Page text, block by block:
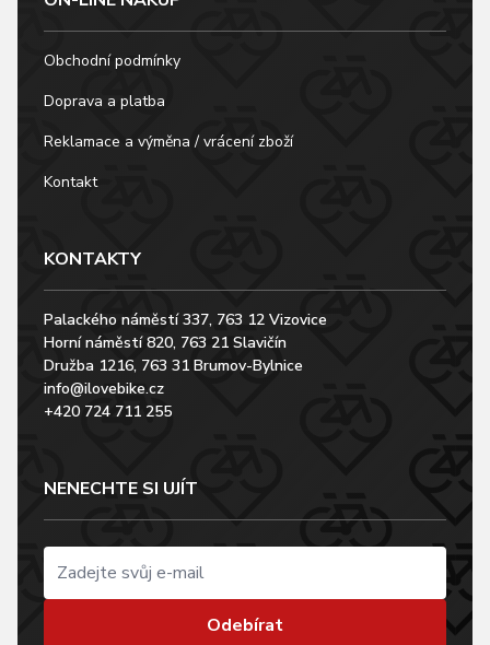
Obchodní podmínky
Doprava a platba
Reklamace a výměna / vrácení zboží
Kontakt
KONTAKTY
Palackého náměstí 337, 763 12 Vizovice
Horní náměstí 820, 763 21 Slavičín
Družba 1216, 763 31 Brumov-Bylnice
info@ilovebike.cz
+420 724 711 255
NENECHTE SI UJÍT
Odebírat